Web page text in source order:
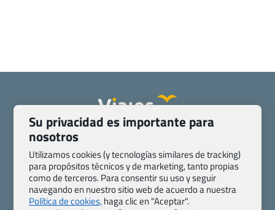
Pasaporte, Visado, Salud y otras disposiciones específicas
Blog de Viajes.com
Registro de agencias
Preguntas frecuentes
Condiciones generales
Política de privacidad y cookies
Transparencia
Su privacidad es importante para
nosotros
Utilizamos cookies (y tecnologías similares de tracking)
para propósitos técnicos y de marketing, tanto propias
como de terceros. Para consentir su uso y seguir
navegando en nuestro sitio web de acuerdo a nuestra
Política de cookies,haga clic en "Aceptar".